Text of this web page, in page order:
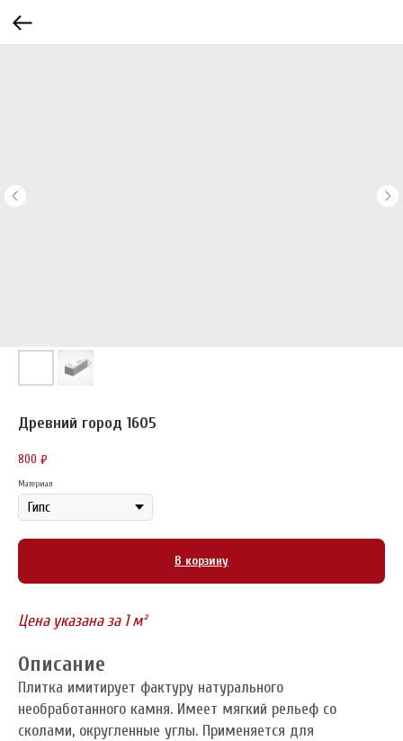
Древний город 1605
800 ₽
Материал
В корзину
Цена указана за 1 м²
Описание
Плитка имитирует фактуру натурального
необработанного камня. Имеет мягкий рельеф со
сколами, округленные углы. Применяется для